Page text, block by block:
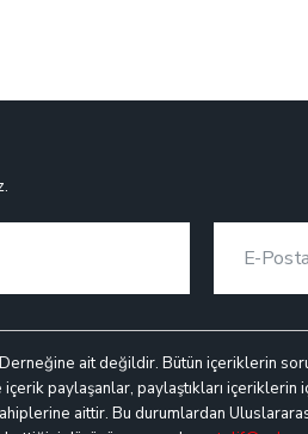
ait değildir. Bütün içeriklerin
paylaşanlar, paylaştıkları
aittir. Bu durumlardan